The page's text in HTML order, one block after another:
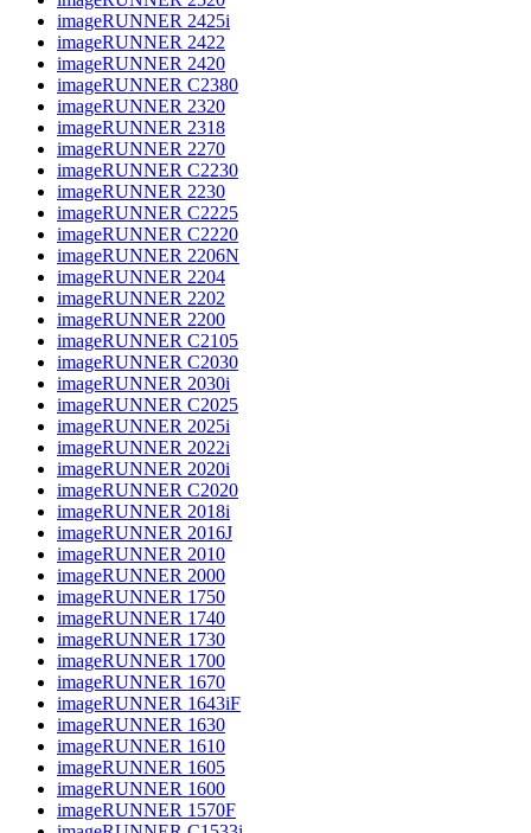
imageRUNNER 2425i
imageRUNNER 2422
imageRUNNER 2420
imageRUNNER C2380
imageRUNNER 2320
imageRUNNER 2318
imageRUNNER 2270
imageRUNNER C2230
imageRUNNER 2230
imageRUNNER C2225
imageRUNNER C2220
imageRUNNER 2206N
imageRUNNER 2204
imageRUNNER 2202
imageRUNNER 2200
imageRUNNER C2105
imageRUNNER C2030
imageRUNNER 2030i
imageRUNNER C2025
imageRUNNER 2025i
imageRUNNER 2022i
imageRUNNER 2020i
imageRUNNER C2020
imageRUNNER 2018i
imageRUNNER 2016J
imageRUNNER 2010
imageRUNNER 2000
imageRUNNER 1750
imageRUNNER 1740
imageRUNNER 1730
imageRUNNER 1700
imageRUNNER 1670
imageRUNNER 1643iF
imageRUNNER 1630
imageRUNNER 1610
imageRUNNER 1605
imageRUNNER 1600
imageRUNNER 1570F